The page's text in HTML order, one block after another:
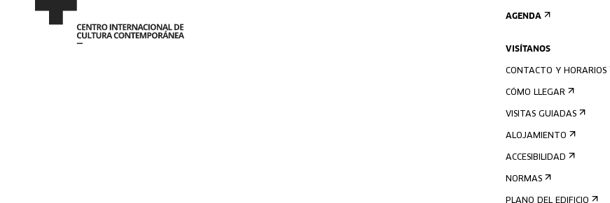
AGENDA
VISÍTANOS
CONTACTO Y HORARIOS
CÓMO LLEGAR
VISITAS GUIADAS
ALOJAMIENTO
ACCESIBILIDAD
NORMAS
PLANO DEL EDIFICIO